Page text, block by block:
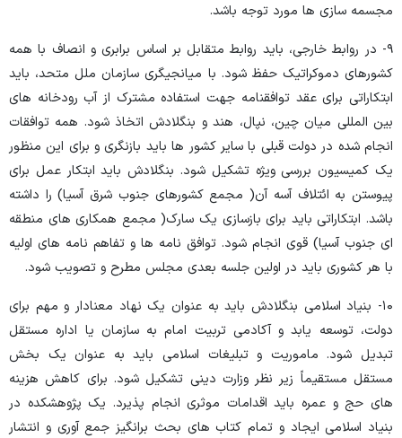
مجسمه سازی ها مورد توجه باشد.
۹- در روابط خارجی، باید روابط متقابل بر اساس برابری و انصاف با همه
کشورهای دموکراتیک حفظ شود. با میانجیگری سازمان ملل متحد، باید
ابتکاراتی برای عقد توافقنامه جهت استفاده مشترک از آب رودخانه های
بین المللی میان چین، نپال، هند و بنگلادش اتخاذ شود. همه توافقات
انجام شده در دولت قبلی با سایر کشور ها باید بازنگری و برای این منظور
یک کمیسیون بررسی ویژه تشکیل شود. بنگلادش باید ابتکار عمل برای
پیوستن به ائتلاف آسه آن( مجمع کشورهای جنوب شرق آسیا) را داشته
باشد. ابتکاراتی باید برای بازسازی یک سارک( مجمع همکاری های منطقه
ای جنوب آسیا) قوی انجام شود. توافق نامه ها و تفاهم نامه های اولیه
با هر کشوری باید در اولین جلسه بعدی مجلس مطرح و تصویب شود.
۱۰- بنیاد اسلامی بنگلادش باید به عنوان یک نهاد معنادار و مهم برای
دولت، توسعه یابد و آکادمی تربیت امام به سازمان یا اداره مستقل
تبدیل شود. ماموریت و تبلیغات اسلامی باید به عنوان یک بخش
مستقل مستقیماً زیر نظر وزارت دینی تشکیل شود. برای کاهش هزینه
های حج و عمره باید اقدامات موثری انجام پذیرد. یک پژوهشکده در
بنیاد اسلامی ایجاد و تمام کتاب های بحث برانگیز جمع آوری و انتشار